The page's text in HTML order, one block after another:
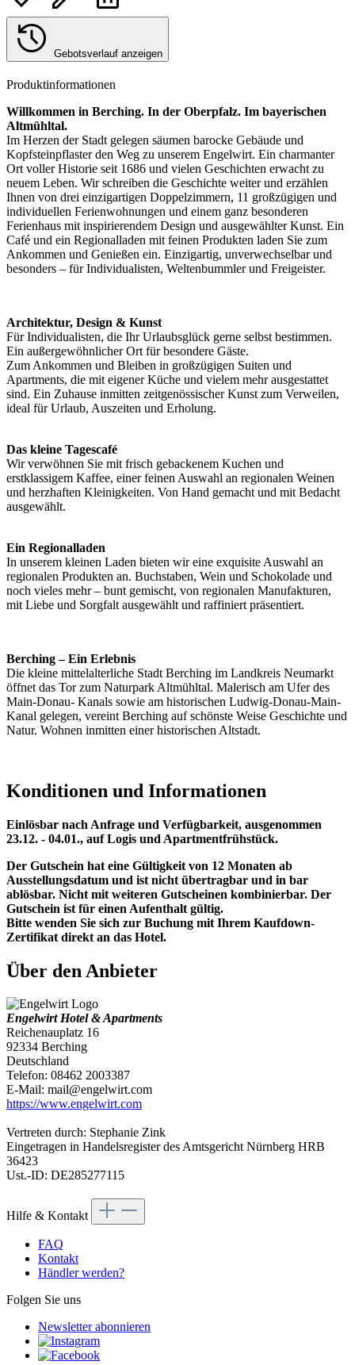
Gebotsverlauf anzeigen
Produktinformationen
Willkommen in Berching. In der Oberpfalz. Im bayerischen
Altmühltal.
Im Herzen der Stadt gelegen säumen barocke Gebäude und
Kopfsteinpflaster den Weg zu unserem Engelwirt. Ein charmanter
Ort voller Historie seit 1686 und vielen Geschichten erwacht zu
neuem Leben. Wir schreiben die Geschichte weiter und erzählen
Ihnen von drei einzigartigen Doppelzimmern, 11 großzügigen und
individuellen Ferienwohnungen und einem ganz besonderen
Ferienhaus mit inspirierendem Design und ausgewählter Kunst. Ein
Café und ein Regionalladen mit feinen Produkten laden Sie zum
Ankommen und Genießen ein. Einzigartig, unverwechselbar und
besonders – für Individualisten, Weltenbummler und Freigeister.
Architektur, Design & Kunst
Für Individualisten, die Ihr Urlaubsglück gerne selbst bestimmen.
Ein außergewöhnlicher Ort für besondere Gäste.
Zum Ankommen und Bleiben in großzügigen Suiten und
Apartments, die mit eigener Küche und vielem mehr ausgestattet
sind. Ein Zuhause inmitten zeitgenössischer Kunst zum Verweilen,
ideal für Urlaub, Auszeiten und Erholung.
Das kleine Tagescafé
Wir verwöhnen Sie mit frisch gebackenem Kuchen und
erstklassigem Kaffee, einer feinen Auswahl an regionalen Weinen
und herzhaften Kleinigkeiten. Von Hand gemacht und mit Bedacht
ausgewählt.
Ein Regionalladen
In unserem kleinen Laden bieten wir eine exquisite Auswahl an
regionalen Produkten an. Buchstaben, Wein und Schokolade und
noch vieles mehr – bunt gemischt, von regionalen Manufakturen,
mit Liebe und Sorgfalt ausgewählt und raffiniert präsentiert.
Berching – Ein Erlebnis
Die kleine mittelalterliche Stadt Berching im Landkreis Neumarkt
öffnet das Tor zum Naturpark Altmühltal. Malerisch am Ufer des
Main-Donau- Kanals sowie am historischen Ludwig-Donau-Main-
Kanal gelegen, vereint Berching auf schönste Weise Geschichte und
Natur. Wohnen inmitten einer historischen Altstadt.
Konditionen und Informationen
Einlösbar nach Anfrage und Verfügbarkeit, ausgenommen
23.12. - 04.01., auf Logis und Apartmentfrühstück.
Der Gutschein hat eine Gültigkeit von 12 Monaten ab
Ausstellungsdatum und ist nicht übertragbar und in bar
ablösbar. Nicht mit weiteren Gutscheinen kombinierbar. Der
Gutschein ist für einen Aufenthalt gültig.
Bitte wenden Sie sich zur Buchung mit Ihrem Kaufdown-
Zertifikat direkt an das Hotel.
Über den Anbieter
Engelwirt Hotel & Apartments
Reichenauplatz 16
92334 Berching
Deutschland
Telefon: 08462 2003387
E-Mail: mail@engelwirt.com
https://www.engelwirt.com
Vertreten durch: Stephanie Zink
Eingetragen in Handelsregister des Amtsgericht Nürnberg HRB
36423
Ust.-ID: DE285277115
Hilfe & Kontakt
FAQ
Kontakt
Händler werden?
Folgen Sie uns
Newsletter abonnieren